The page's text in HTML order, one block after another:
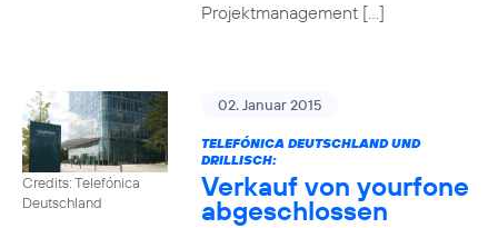
Projektmanagement […]
Credits: Telefónica
Deutschland
02. Januar 2015
TELEFÓNICA DEUTSCHLAND UND
DRILLISCH:
Verkauf von yourfone
abgeschlossen